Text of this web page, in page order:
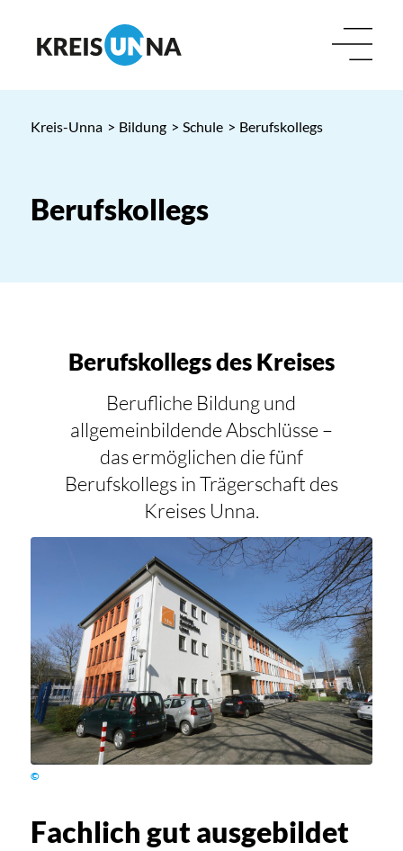
Kreis-Unna > Bildung > Schule > Berufskollegs
Berufskollegs
Berufskollegs des Kreises
Berufliche Bildung und
allgemeinbildende Abschlüsse –
das ermöglichen die fünf
Berufskollegs in Trägerschaft des
Kreises Unna.
©
Fachlich gut ausgebildet